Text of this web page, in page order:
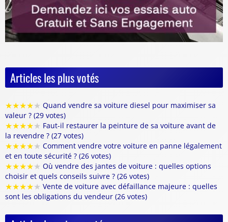
Articles les plus votés
★★★★★ Quand vendre sa voiture diesel pour maximiser sa
valeur ? (29 votes)
★★★★★ Faut-il restaurer la peinture de sa voiture avant de
la revendre ? (27 votes)
★★★★★ Comment vendre votre voiture en panne légalement
et en toute sécurité ? (26 votes)
★★★★★ Où vendre des jantes de voiture : quelles options
choisir et quels conseils suivre ? (26 votes)
★★★★★ Vente de voiture avec défaillance majeure : quelles
sont les obligations du vendeur (26 votes)